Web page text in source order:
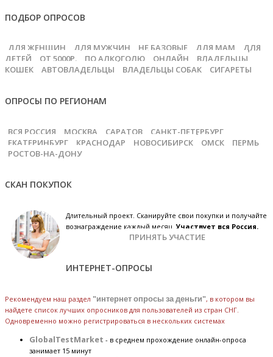
ПОДБОР ОПРОСОВ
ДЛЯ ЖЕНЩИН ДЛЯ МУЖЧИН НЕ БАЗОВЫЕ ДЛЯ МАМ
ДЛЯ
ДЕТЕЙ
ОТ 5000Р. ПО АЛКОГОЛЮ ОНЛАЙН
ВЛАДЕЛЬЦЫ
КОШЕК
АВТОВЛАДЕЛЬЦЫ ВЛАДЕЛЬЦЫ СОБАК СИГАРЕТЫ
ОПРОСЫ ПО РЕГИОНАМ
ВСЯ РОССИЯ МОСКВА САРАТОВ
САНКТ-ПЕТЕРБУРГ
ЕКАТЕРИНБУРГ
КРАСНОДАР НОВОСИБИРСК ОМСК
ПЕРМЬ
РОСТОВ-НА-ДОНУ
СКАН ПОКУПОК
Длительный проект. Сканируйте свои покупки и получайте
вознаграждение каждый месяц.Участвует вся Россия.
ПРИНЯТЬ УЧАСТИЕ
ИНТЕРНЕТ-ОПРОСЫ
Рекомендуем наш раздел "интернет опросы за деньги", в котором вы
найдете список лучших опросников для пользователей из стран СНГ.
Одновременно можно регистрироваться в нескольких системах
GlobalTestMarket - в среднем прохождение онлайн-опроса
занимает 15 минут